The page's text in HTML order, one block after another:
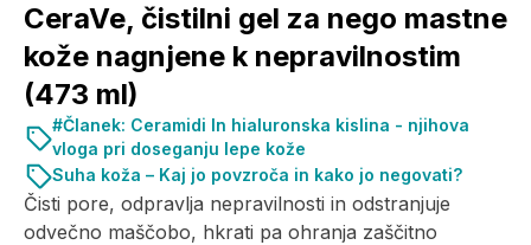
CeraVe, čistilni gel za nego mastne
kože nagnjene k nepravilnostim
(473 ml)
Čisti pore, odpravlja nepravilnosti in odstranjuje
odvečno maščobo, hkrati pa ohranja zaščitno
#Članek: Ceramidi In hialuronska kislina - njihova
vloga pri doseganju lepe kože
Suha koža – Kaj jo povzroča in kako jo negovati?